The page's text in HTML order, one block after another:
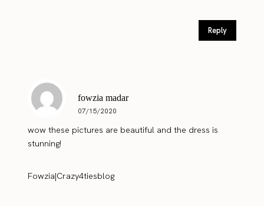
Reply
fowzia madar
07/15/2020
wow these pictures are beautiful and the dress is
stunning!
Fowzia|Crazy4tiesblog